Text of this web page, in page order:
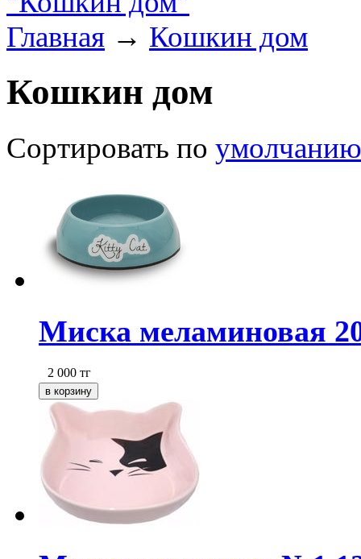
Главная → Кошкин дом
Кошкин дом
Сортировать по умолчанию
Миска меламиновая
2 000 тг